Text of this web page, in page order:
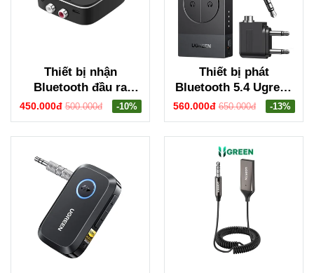
Thiết bị nhận
Bluetooth đầu ra
3.5mm và hoa sen
Ugreen 30445 CM123
450.000đ 500.000đ -10%
Thiết bị phát
Bluetooth 5.4 Ugreen
65706 BT305
560.000đ 650.000đ -13%